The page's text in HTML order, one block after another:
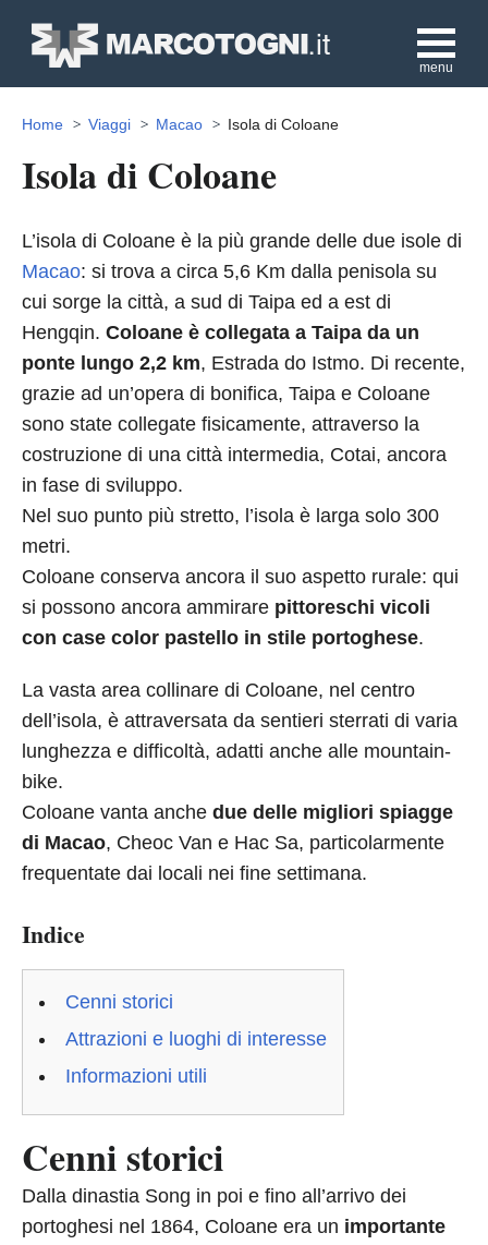
menu
Home Viaggi Macao Isola di Coloane
Isola di Coloane
L’isola di Coloane è la più grande delle due isole di
Macao: si trova a circa 5,6 Km dalla penisola su
cui sorge la città, a sud di Taipa ed a est di
Hengqin. Coloane è collegata a Taipa da un
ponte lungo 2,2 km, Estrada do Istmo. Di recente,
grazie ad un’opera di bonifica, Taipa e Coloane
sono state collegate fisicamente, attraverso la
costruzione di una città intermedia, Cotai, ancora
in fase di sviluppo.
Nel suo punto più stretto, l’isola è larga solo 300
metri.
Coloane conserva ancora il suo aspetto rurale: qui
si possono ancora ammirare pittoreschi vicoli
con case color pastello in stile portoghese.
La vasta area collinare di Coloane, nel centro
dell’isola, è attraversata da sentieri sterrati di varia
lunghezza e difficoltà, adatti anche alle mountain-
bike.
Coloane vanta anche due delle migliori spiagge
di Macao, Cheoc Van e Hac Sa, particolarmente
frequentate dai locali nei fine settimana.
Indice
Cenni storici
Attrazioni e luoghi di interesse
Informazioni utili
Cenni storici
Dalla dinastia Song in poi e fino all’arrivo dei
portoghesi nel 1864, Coloane era un importante